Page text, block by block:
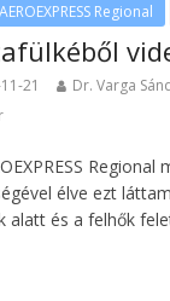
AEROEXPRESS Regional
21 Dr. Varga
élve ezt
alatt és a felhők